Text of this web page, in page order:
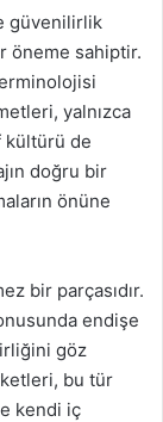
güvenilirlik
öneme sahiptir.
yalnızca
kültürü de
doğru bir
önüne
bir parçasıdır.
endişe
göz
bu tür
kendi iç